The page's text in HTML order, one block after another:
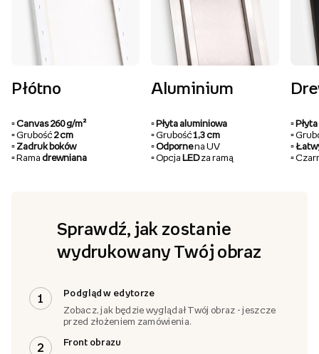
Płótno
▫️ Canvas 260 g/m²
▫️ Grubość 2 cm
▫️ Zadruk boków
▫️ Rama drewniana
Aluminium
▫️ Płyta aluminiowa
▫️ Grubość1,3 cm
▫️ Odpornena UV
▫️ Opcja LEDza ramą
▫️
▫️
▫️
▫️
Sprawdź, jak zostanie
wydrukowany Twój obraz
1
Podgląd w edytorze
Zobacz, jak będzie wyglądał Twój obraz - jeszcze
przed złożeniem zamówienia.
2
Front obrazu